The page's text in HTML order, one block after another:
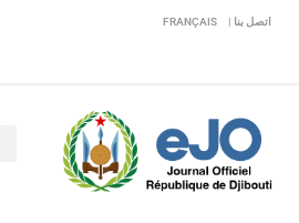
اتصل بنا | FRANÇAIS